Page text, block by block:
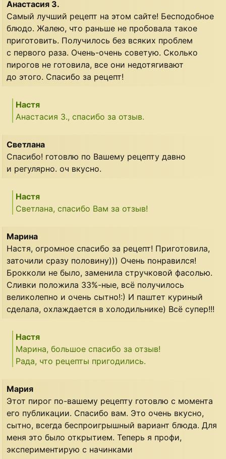
Анастасия З.
Самый лучший рецепт на этом сайте! Бесподобное
блюдо. Жалею, что раньше не пробовала такое
приготовить. Получилось без всяких проблем
с первого раза. Очень-очень советую. Сколько
пирогов не готовила, все они недотягивают
до этого. Спасибо за рецепт!
Настя
Анастасия З., спасибо за отзыв.
Светлана
Спасибо! готовлю по Вашему рецепту давно
и регулярно. оч вкусно.
Настя
Светлана, спасибо Вам за отзыв!
Марина
Настя, огромное спасибо за рецепт! Приготовила,
заточили сразу половину))) Очень понравился!
Брокколи не было, заменила стручковой фасолью.
Сливки положила 33%-ные, всё получилось
великолепно и очень сытно!:) И паштет куриный
сделала, охлаждается в холодильнике) Всё супер!!!
Настя
Марина, большое спасибо за отзыв!
Рада, что рецепты пригодились.
Мария
Этот пирог по-вашему рецепту готовлю с момента
его публикации. Спасибо вам. Это очень вкусно,
сытно, всегда беспроигрышный вариант блюда. Для
меня это было открытием. Теперь я профи,
экспериментирую с начинками